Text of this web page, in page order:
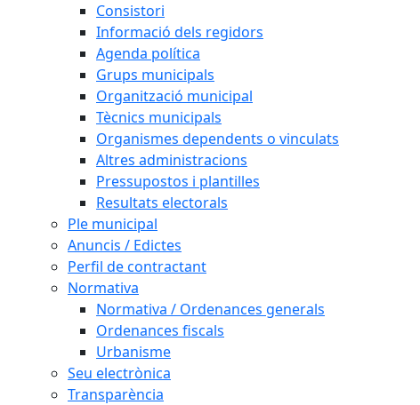
Consistori
Informació dels regidors
Agenda política
Grups municipals
Organització municipal
Tècnics municipals
Organismes dependents o vinculats
Altres administracions
Pressupostos i plantilles
Resultats electorals
Ple municipal
Anuncis / Edictes
Perfil de contractant
Normativa
Normativa / Ordenances generals
Ordenances fiscals
Urbanisme
Seu electrònica
Transparència